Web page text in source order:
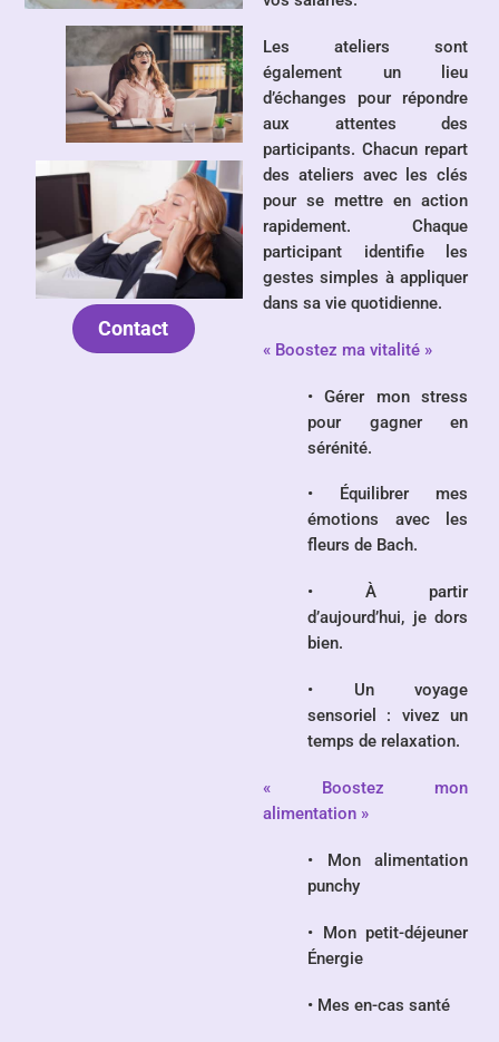
Contact
Les ateliers sont
également un lieu
d’échanges pour répondre
aux attentes des
participants. Chacun repart
des ateliers avec les clés
pour se mettre en action
rapidement. Chaque
participant identifie les
gestes simples à appliquer
dans sa vie quotidienne.
« Boostez ma vitalité »
• Gérer mon stress
pour gagner en
sérénité.
• Équilibrer mes
émotions avec les
fleurs de Bach.
• À partir
d’aujourd’hui, je dors
bien.
• Un voyage
sensoriel : vivez un
temps de relaxation.
« Boostez mon
alimentation »
• Mon alimentation
punchy
• Mon petit-déjeuner
Énergie
• Mes en-cas santé